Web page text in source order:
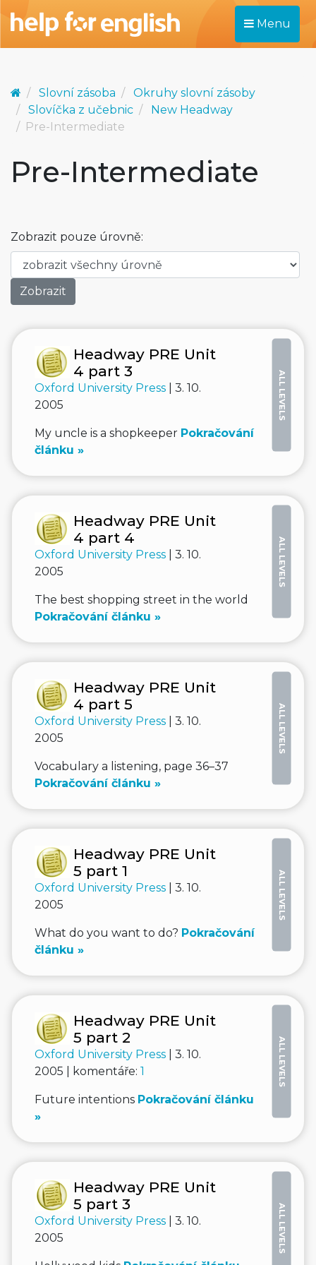
Menu
Slovní zásoba
Okruhy slovní zásoby
Slovíčka z učebnic
New Headway
Pre-Intermediate
Pre-Intermediate
Zobrazit pouze úrovně:
ALL LEVELS
Headway PRE Unit
4 part 3
Oxford University Press
| 3. 10.
2005
My uncle is a shopkeeper Pokračování
článku »
ALL LEVELS
Headway PRE Unit
4 part 4
Oxford University Press
| 3. 10.
2005
The best shopping street in the world
Pokračování článku »
ALL LEVELS
Headway PRE Unit
4 part 5
Oxford University Press
| 3. 10.
2005
Vocabulary a listening, page 36–37
Pokračování článku »
ALL LEVELS
Headway PRE Unit
5 part 1
Oxford University Press
| 3. 10.
2005
What do you want to do? Pokračování
článku »
ALL LEVELS
Headway PRE Unit
5 part 2
Oxford University Press
| 3. 10.
2005 | komentáře: 1
Future intentions Pokračování článku
»
ALL LEVELS
Headway PRE Unit
5 part 3
Oxford University Press
| 3. 10.
2005